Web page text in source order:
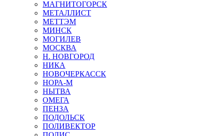
МАГНИТОГОРСК
МЕТАЛЛИСТ
МЕТТЭМ
МИНСК
МОГИЛЕВ
МОСКВА
Н. НОВГОРОД
НИКА
НОВОЧЕРКАССК
НОРА-М
НЫТВА
ОМЕГА
ПЕНЗА
ПОДОЛЬСК
ПОЛИВЕКТОР